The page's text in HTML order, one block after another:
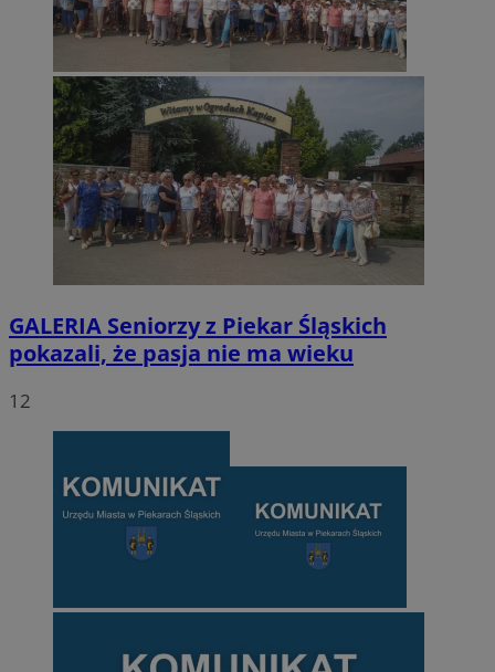
GALERIA Seniorzy z Piekar Śląskich
pokazali, że pasja nie ma wieku
12